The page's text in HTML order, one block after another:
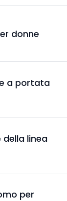
donne
a portata
linea
per